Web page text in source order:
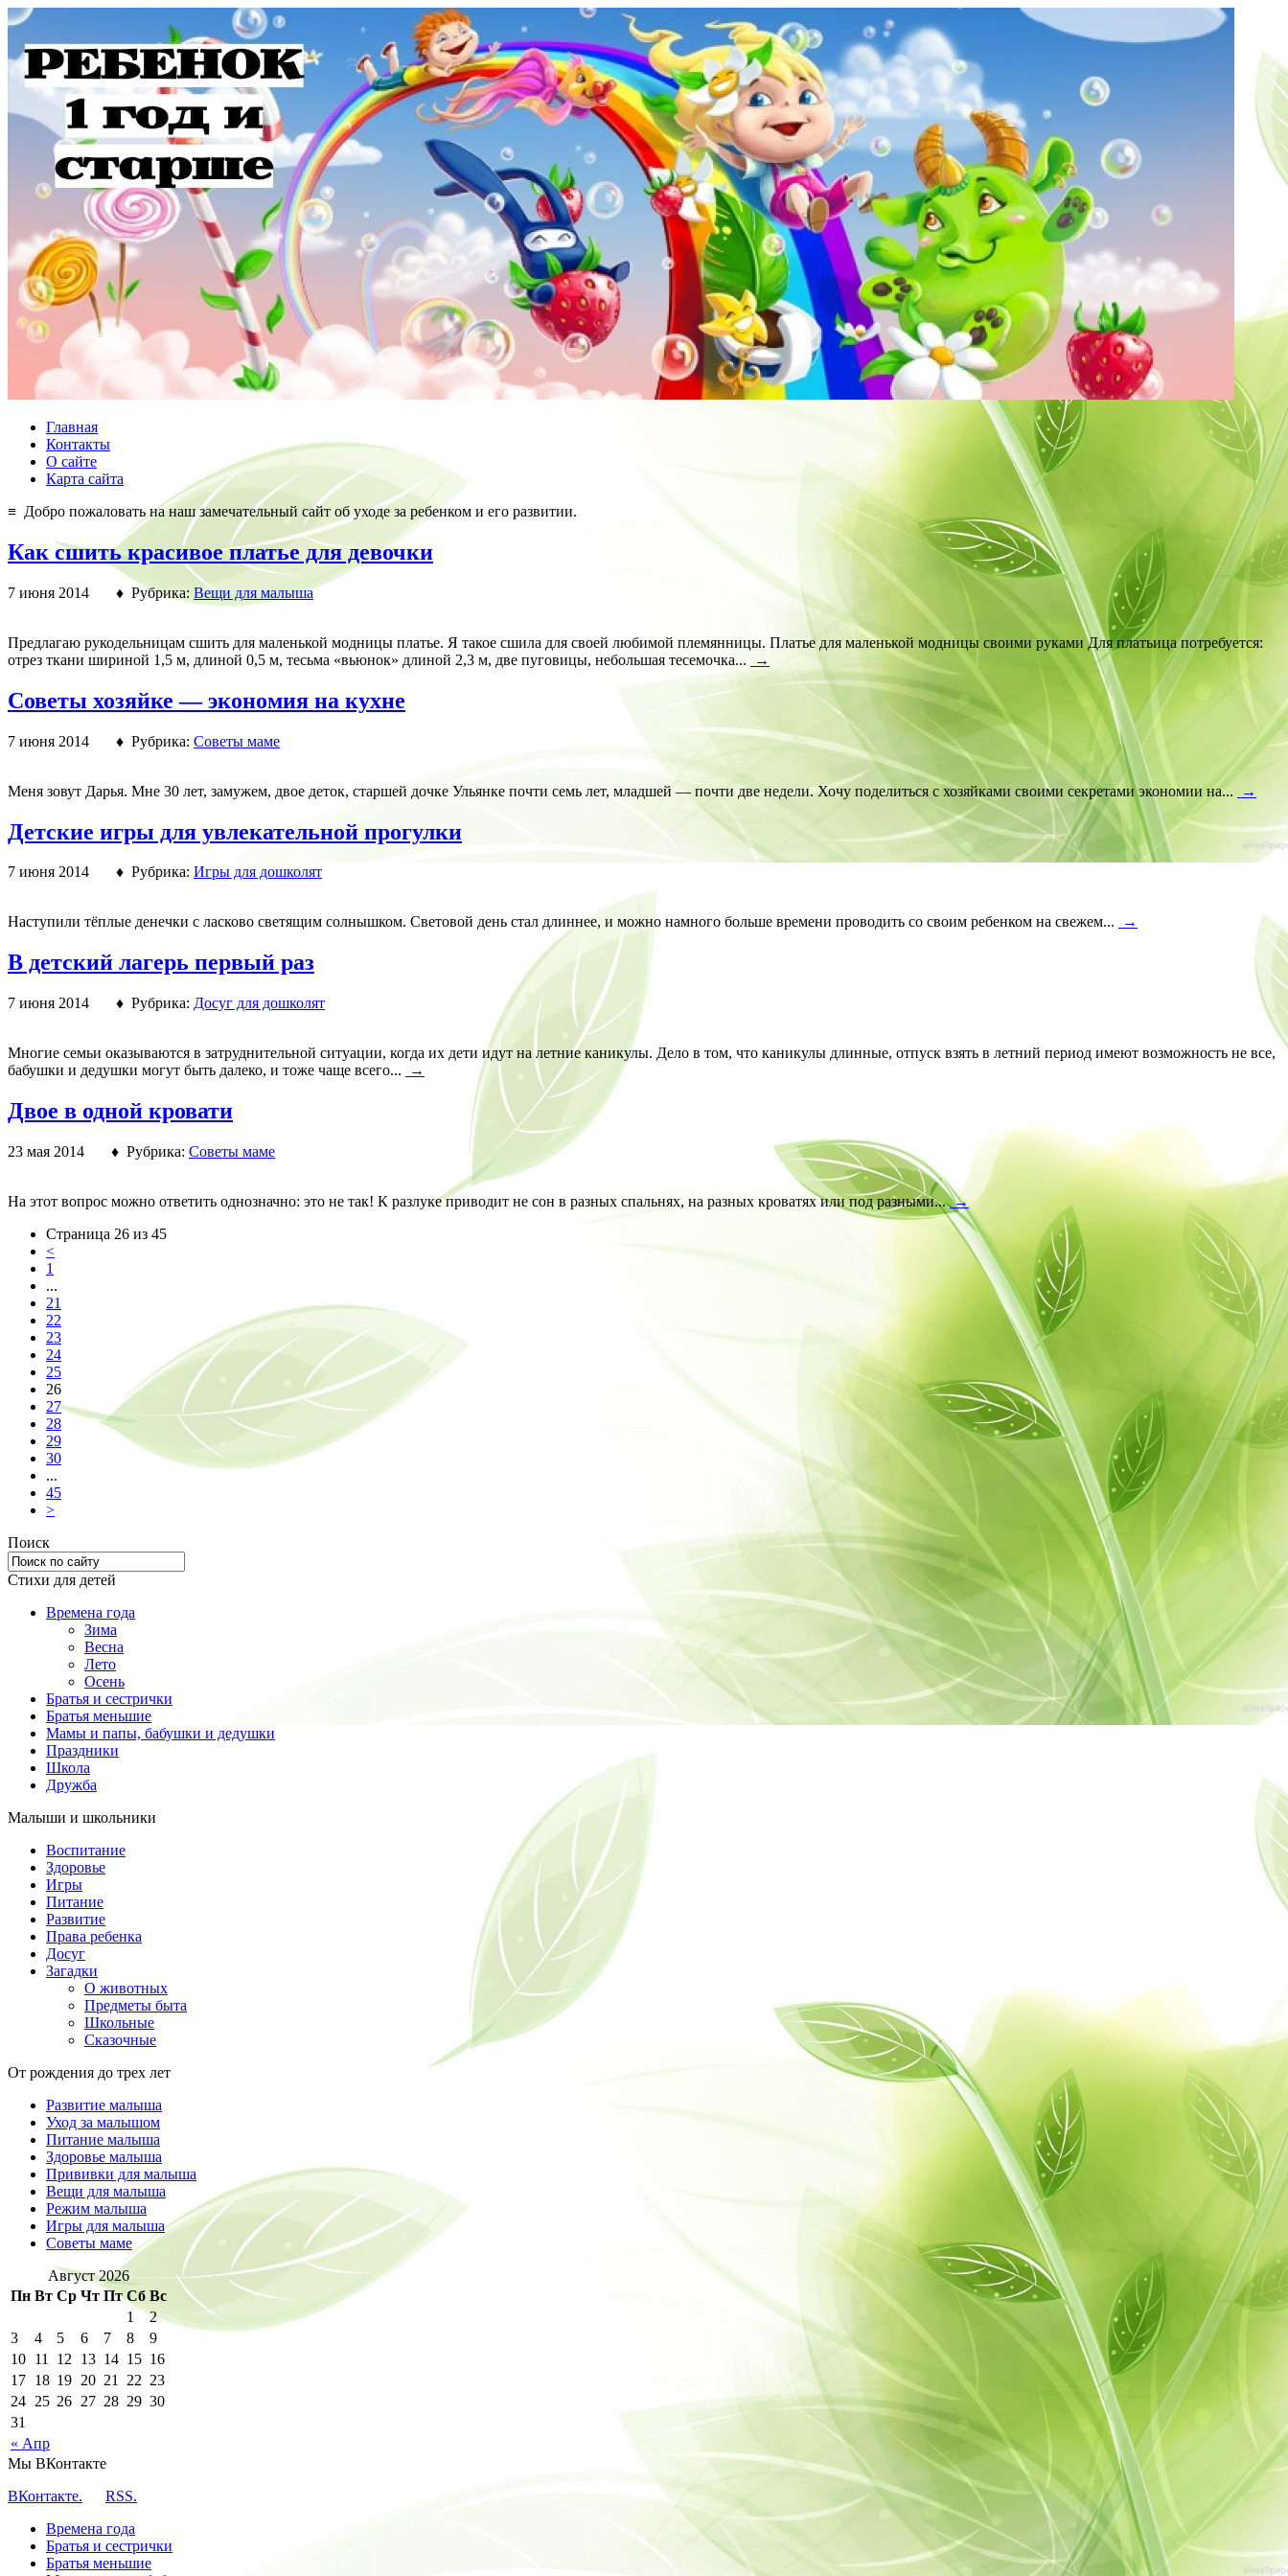
Главная
Контакты
О сайте
Карта сайта
≡ Добро пожаловать на наш замечательный сайт об уходе за ребенком и его развитии.
Как сшить красивое платье для девочки
7 июня 2014 ♦ Рубрика: Вещи для малыша
Предлагаю рукодельницам сшить для маленькой модницы платье. Я такое сшила для своей любимой племянницы. Платье для маленькой модницы своими руками Для платьица потребуется:
отрез ткани шириной 1,5 м, длиной 0,5 м, тесьма «вьюнок» длиной 2,3 м, две пуговицы, небольшая тесемочка...
→
Советы хозяйке — экономия на кухне
7 июня 2014 ♦ Рубрика: Советы маме
Меня зовут Дарья. Мне 30 лет, замужем, двое деток, старшей дочке Ульянке почти семь лет, младшей — почти две недели. Хочу поделиться с хозяйками своими секретами экономии на... →
Детские игры для увлекательной прогулки
7 июня 2014 ♦ Рубрика: Игры для дошколят
Наступили тёплые денечки с ласково светящим солнышком. Световой день стал длиннее, и можно намного больше времени проводить со своим ребенком на свежем... →
В детский лагерь первый раз
7 июня 2014 ♦ Рубрика: Досуг для дошколят
Многие семьи оказываются в затруднительной ситуации, когда их дети идут на летние каникулы. Дело в том, что каникулы длинные, отпуск взять в летний период имеют возможность не все,
бабушки и дедушки могут быть далеко, и тоже чаще всего...
→
Двое в одной кровати
23 мая 2014 ♦ Рубрика: Советы маме
На этот вопрос можно ответить однозначно: это не так! К разлуке приводит не сон в разных спальнях, на разных кроватях или под разными...→
Страница 26 из 45
<
1
...
21
22
23
24
25
26
27
28
29
30
...
45
>
Поиск
Стихи для детей
Времена года
Зима
Весна
Лето
Осень
Братья и сестрички
Братья меньшие
Мамы и папы, бабушки и дедушки
Праздники
Школа
Дружба
Малыши и школьники
Воспитание
Здоровье
Игры
Питание
Развитие
Права ребенка
Досуг
Загадки
О животных
Предметы быта
Школьные
Сказочные
От рождения до трех лет
Развитие малыша
Уход за малышом
Питание малыша
Здоровье малыша
Прививки для малыша
Вещи для малыша
Режим малыша
Игры для малыша
Советы маме
Август 2026
Пн Вт Ср Чт Пт Сб Вс
« Апр
1
2
3
4 5 6 7 8
9
10 11 12 13 14 15 16
17 18 19 20 21 22 23
24 25 26 27 28 29 30
31
Мы ВКонтакте
ВКонтакте.
RSS.
Времена года
Братья и сестрички
Братья меньшие